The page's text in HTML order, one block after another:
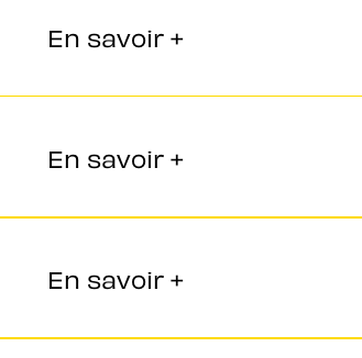
En savoir +
En savoir +
En savoir +